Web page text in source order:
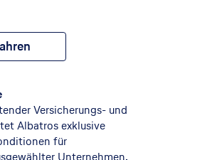
Versicherungs- und
Albatros exklusive
für
Unternehmen.